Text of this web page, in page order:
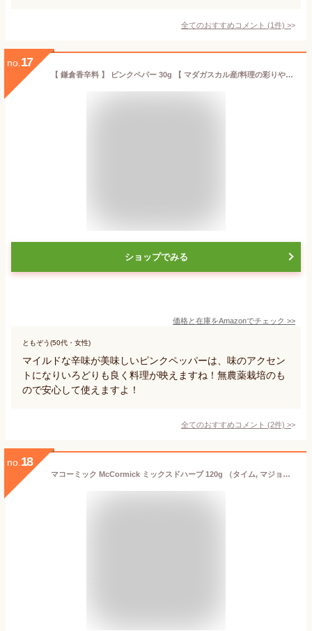
全てのおすすめコメント (1件) >
no. 17
【 鎌倉香辛料 】 ピンクペパー 30g 【 マダガスカル産/料理の彩りや味のアクセントにも 】 ピンクペッパー 胡椒 こしょう 粒胡椒 ペッパー コショウ 鎌倉てとら
ショップでみる
価格と在庫をAmazonでチェック >>
ともぞう(50代・女性)
マイルドな辛味が美味しいピンクペッパーは、味のアクセン
トになりいろどりも良く料理が映えますね！無農薬栽培のも
ので安心して使えますよ！
全てのおすすめコメント (2件) >
no. 18
マコーミック McCormick ミックスドハーブ 120g （タイム, マジョラム, オレガノ, バジル）